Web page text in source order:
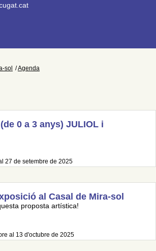
sol Agenda
0 a 3 anys) JULIOL i
27 de setembre de 2025
al Casal de Mira-sol
proposta artística!
al 13 d'octubre de 2025